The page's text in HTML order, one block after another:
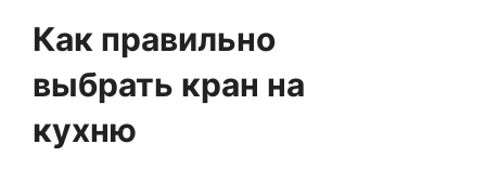
Как правильно
выбрать кран на
кухню